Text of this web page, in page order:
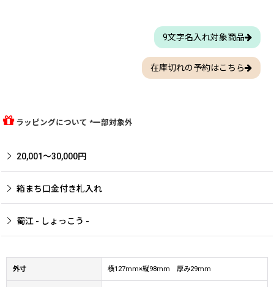
9文字名入れ対象商品
在庫切れの予約はこちら
ラッピングについて *一部対象外
20,001〜30,000円
箱まち口金付き札入れ
蜀江 - しょっこう -
外寸 横127mm×縦98mm 厚み29mm